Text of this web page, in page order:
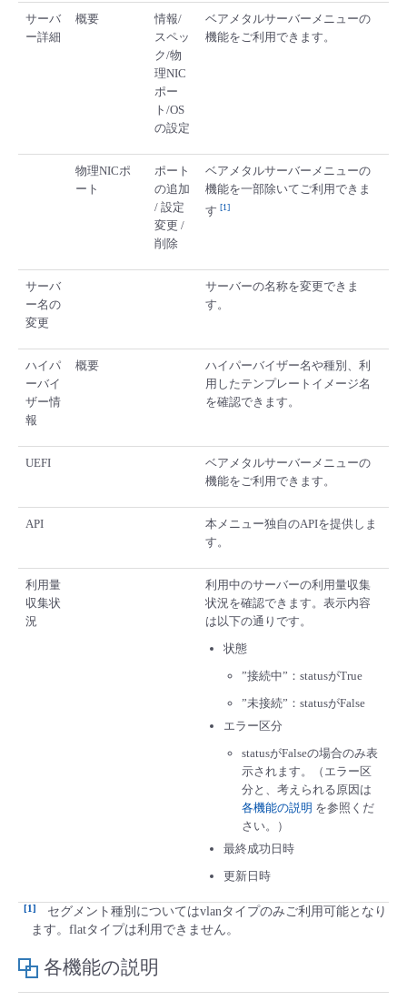
サーバ
ー詳細
概要
情報/
スペッ
ク/物
理NIC
ポー
ト/OS
の設定
ベアメタルサーバーメニューの
機能をご利用できます。
物理NICポ
ート
ポート
の追加
/ 設定
変更 /
削除
ベアメタルサーバーメニューの
機能を一部除いてご利用できま
す
1
サーバ
ー名の
変更
サーバーの名称を変更できま
す。
ハイパ
ーバイ
ザー情
報
概要
ハイパーバイザー名や種別、利
用したテンプレートイメージ名
を確認できます。
UEFI
ベアメタルサーバーメニューの
機能をご利用できます。
API
本メニュー独自のAPIを提供しま
す。
利用量
収集状
況
利用中のサーバーの利用量収集
状況を確認できます。表示内容
は以下の通りです。
状態
”接続中”：statusがTrue
”未接続”：statusがFalse
エラー区分
statusがFalseの場合のみ表
示されます。（エラー区
分と、考えられる原因は
各機能の説明 を参照くだ
さい。）
最終成功日時
更新日時
1
セグメント種別についてはvlanタイプのみご利用可能となり
ます。flatタイプは利用できません。
各機能の説明